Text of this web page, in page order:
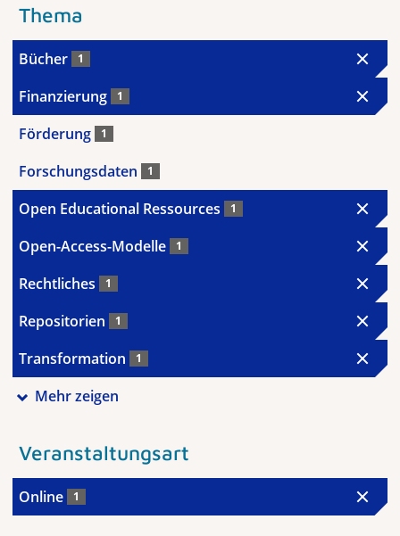
Thema
Bücher 1
Finanzierung 1
Förderung 1
Forschungsdaten 1
Open Educational Ressources 1
Open-Access-Modelle 1
Rechtliches 1
Repositorien 1
Transformation 1
Mehr zeigen
Veranstaltungsart
Online 1